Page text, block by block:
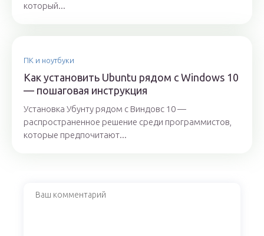
который...
ПК и ноутбуки
Как установить Ubuntu рядом с Windows 10
— пошаговая инструкция
Установка Убунту рядом с Виндовс 10 —
распространенное решение среди программистов,
которые предпочитают...